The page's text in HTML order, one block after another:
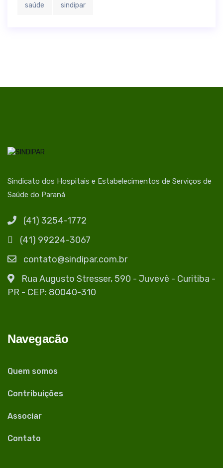
saúde sindipar
Sindicato dos Hospitais e Estabelecimentos de Serviços de
Saúde do Paraná
(41) 3254-1772
(41) 99224-3067
contato@sindipar.com.br
Rua Augusto Stresser, 590 - Juvevê - Curitiba -
PR - CEP: 80040-310
Navegacão
Quem somos
Contribuições
Associar
Contato